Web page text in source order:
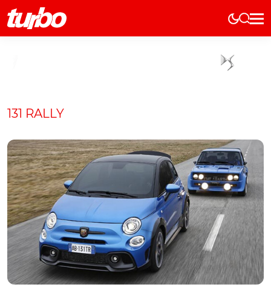
Elétricos
Marcas
Comerciais
Curiosidades
Elétricos
Técnica
Testes
131 RALLY